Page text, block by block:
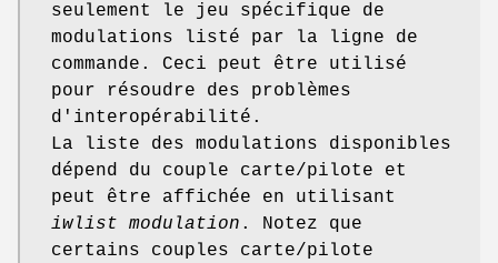
seulement le jeu spécifique de
modulations listé par la ligne de
commande. Ceci peut être utilisé
pour résoudre des problèmes
d'interopérabilité.
La liste des modulations disponibles
dépend du couple carte/pilote et
peut être affichée en utilisant
iwlist modulation . Notez que
certains couples carte/pilote